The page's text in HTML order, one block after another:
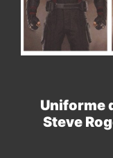
Uniforme
Steve